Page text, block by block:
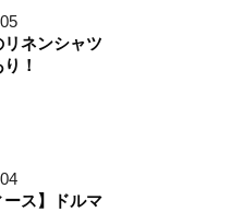
ネンシャツ
！
ース】ドルマ